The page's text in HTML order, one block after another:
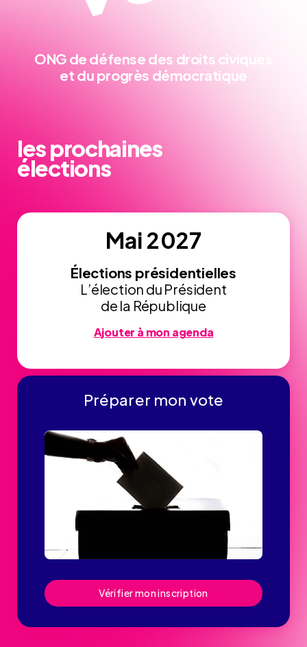
ONG de défense des droits civiques
et du progrès démocratique
les prochaines
élections
Mai 2027
Élections présidentielles
L’élection du Président
de la République
Ajouter à mon agenda
Préparer mon vote
Vérifier mon inscription